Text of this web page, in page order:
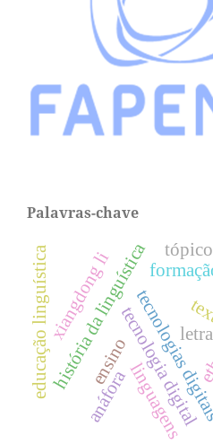
Palavras-chave
linguagens
ensinotecnologia digital
história da linguística
educação linguísticaxiangdong li
anáfora